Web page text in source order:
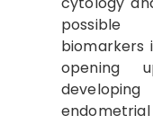
opening